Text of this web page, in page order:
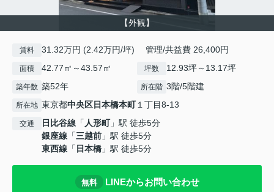
【外観】
賃料 31.32万円 (2.42万円/坪) 管理/共益費 26,400円
面積 42.77㎡～43.57㎡ 坪数 12.93坪～13.17坪
築年数 築52年 所在階 3階/5階建
所在地 東京都中央区日本橋本町１丁目8-13
交通 日比谷線 「 人形町」駅 徒歩5分
銀座線 「三越前 」駅 徒歩5分
東西線 「 日本橋 」駅 徒歩5分
無料 LINEからお問い合わせ